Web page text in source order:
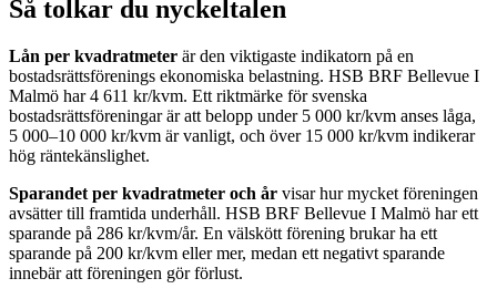
Så tolkar du nyckeltalen
Lån per kvadratmeter är den viktigaste indikatorn på en
bostadsrättsförenings ekonomiska belastning. HSB BRF Bellevue I
Malmö har 4 611 kr/kvm. Ett riktmärke för svenska
bostadsrättsföreningar är att belopp under 5 000 kr/kvm anses låga,
5 000–10 000 kr/kvm är vanligt, och över 15 000 kr/kvm indikerar
hög räntekänslighet.
Sparandet per kvadratmeter och år visar hur mycket föreningen
avsätter till framtida underhåll. HSB BRF Bellevue I Malmö har ett
sparande på 286 kr/kvm/år. En välskött förening brukar ha ett
sparande på 200 kr/kvm eller mer, medan ett negativt sparande
innebär att föreningen gör förlust.